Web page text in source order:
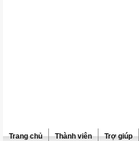
Trang chủ Thành viên Trợ giúp